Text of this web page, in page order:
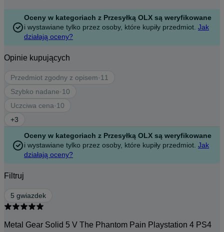
Oceny w kategoriach z Przesyłką OLX są weryfikowane
i wystawiane tylko przez osoby, które kupiły przedmiot. Jak
działają oceny?
Opinie kupujących
Przedmiot zgodny z opisem·11
Szybko nadane·10
Uczciwa cena·10
+3
Oceny w kategoriach z Przesyłką OLX są weryfikowane
i wystawiane tylko przez osoby, które kupiły przedmiot. Jak
działają oceny?
Filtruj
5 gwiazdek
Metal Gear Solid 5 V The Phantom Pain Playstation 4 PS4